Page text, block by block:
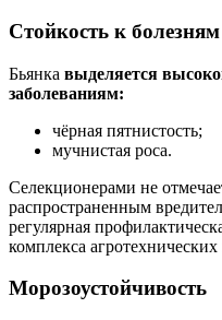
Стойкость к
Бьянка выделяется
заболеваниям:
чёрная пятнистость;
мучнистая роса.
Селекционерами не
распространенным
регулярная
комплекса
Морозоустойчивость